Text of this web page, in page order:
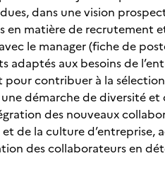
dans une vision
en matière de recrutement
le manager (fiche de
aux besoins de
contribuer à la
démarche de diversité
des nouveaux
de la culture
des collaborateurs en